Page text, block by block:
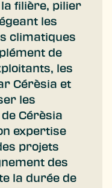
filière, pilier
les
climatiques
de
les
Cérèsia et
les
Cérèsia
expertise
projets
des
la durée de